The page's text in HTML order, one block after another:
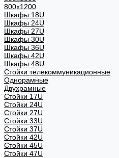
800х1200
Шкафы 18U
Шкафы 24U
Шкафы 27U
Шкафы 30U
Шкафы 36U
Шкафы 42U
Шкафы 48U
Стойки телекоммуникационные
Однорамные
Двухрамные
Стойки 17U
Стойки 24U
Стойки 27U
Стойки 33U
Стойки 37U
Стойки 42U
Стойки 45U
Стойки 47U